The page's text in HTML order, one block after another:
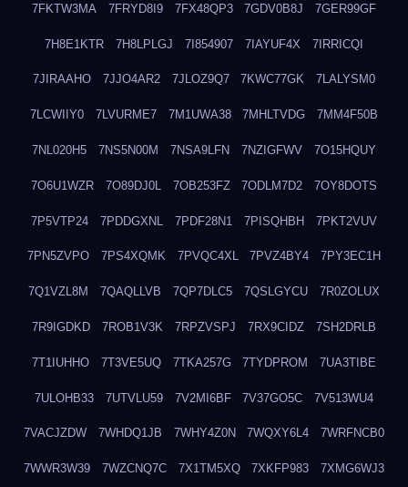
7FKTW3MA 7FRYD8I9 7FX48QP3 7GDV0B8J 7GER99GF
7H8E1KTR 7H8LPLGJ 7I854907 7IAYUF4X 7IRRICQI
7JIRAAHO 7JJO4AR2 7JLOZ9Q7 7KWC77GK 7LALYSM0
7LCWIIY0 7LVURME7 7M1UWA38 7MHLTVDG 7MM4F50B
7NL020H5 7NS5N00M 7NSA9LFN 7NZIGFWV 7O15HQUY
7O6U1WZR 7O89DJ0L 7OB253FZ 7ODLM7D2 7OY8DOTS
7P5VTP24 7PDDGXNL 7PDF28N1 7PISQHBH 7PKT2VUV
7PN5ZVPO 7PS4XQMK 7PVQC4XL 7PVZ4BY4 7PY3EC1H
7Q1VZL8M 7QAQLLVB 7QP7DLC5 7QSLGYCU 7R0ZOLUX
7R9IGDKD 7ROB1V3K 7RPZVSPJ 7RX9CIDZ 7SH2DRLB
7T1IUHHO 7T3VE5UQ 7TKA257G 7TYDPROM 7UA3TIBE
7ULOHB33 7UTVLU59 7V2MI6BF 7V37GO5C 7V513WU4
7VACJZDW 7WHDQ1JB 7WHY4Z0N 7WQXY6L4 7WRFNCB0
7WWR3W39 7WZCNQ7C 7X1TM5XQ 7XKFP983 7XMG6WJ3